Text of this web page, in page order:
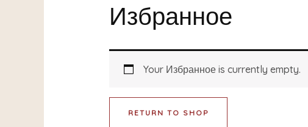
Избранное
Your Избранное is currently empty.
RETURN TO SHOP